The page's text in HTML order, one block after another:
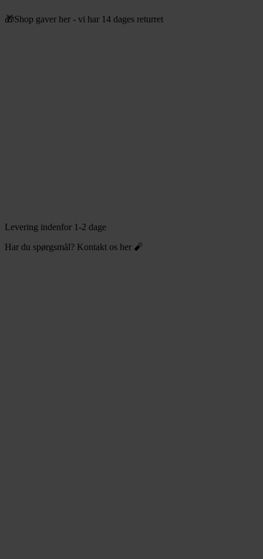
til
🎁Shop gaver her - vi har 14 dages returret
Levering indenfor 1-2 dage
Har du spørgsmål? Kontakt os her 🧨